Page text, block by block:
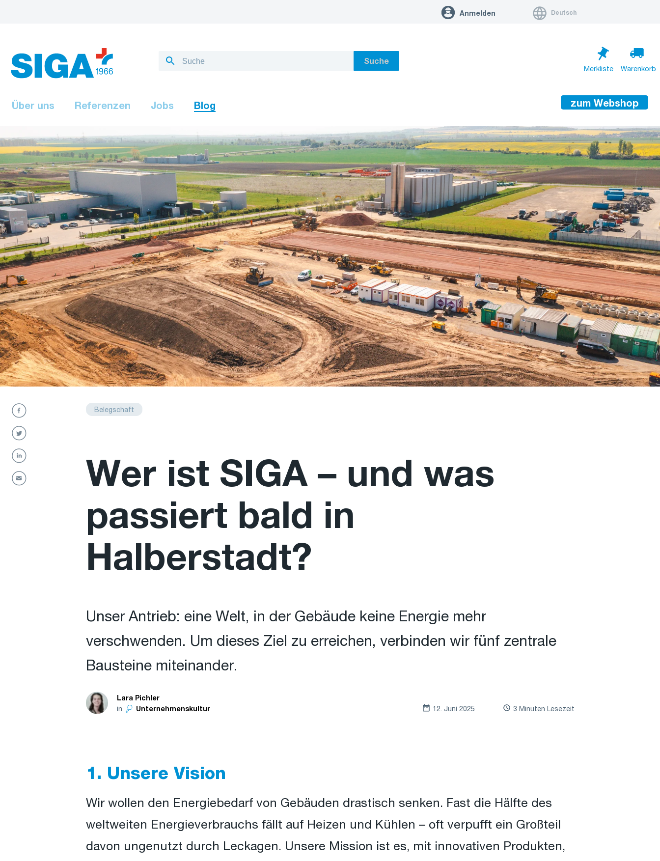
Anmelden Deutsch
Suche
Merkliste Warenkorb
Zum Warenkorb
Über uns Referenzen Jobs Blog zum Webshop
Belegschaft
Wer ist SIGA – und was
passiert bald in
Halberstadt?
Unser Antrieb: eine Welt, in der Gebäude keine Energie mehr
verschwenden. Um dieses Ziel zu erreichen, verbinden wir fünf zentrale
Bausteine miteinander.
Lara Pichler
in Unternehmenskultur 12. Juni 2025 3 Minuten Lesezeit
1. Unsere Vision
Wir wollen den Energiebedarf von Gebäuden drastisch senken. Fast die Hälfte des
weltweiten Energieverbrauchs fällt auf Heizen und Kühlen – oft verpufft ein Großteil
davon ungenutzt durch Leckagen. Unsere Mission ist es, mit innovativen Produkten,